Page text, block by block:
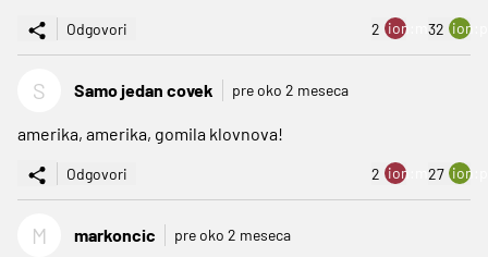
Odgovori 2 ion:minus
32
S Samo jedan covek pre oko 2 meseca
amerika, amerika, gomila klovnova!
Odgovori 2 ion:minus
27
M markoncic pre oko 2 meseca